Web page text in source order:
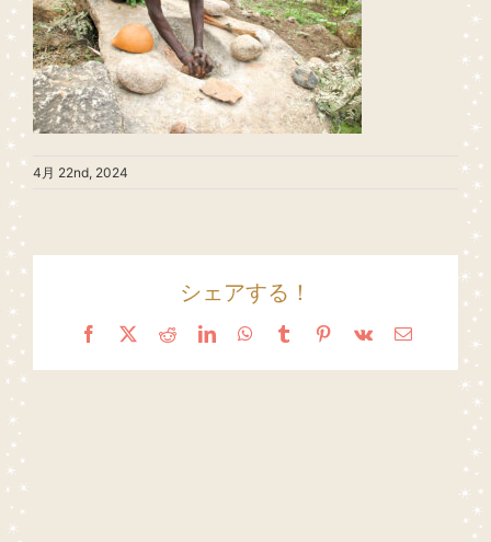
4月 22nd, 2024
シェアする！
Facebook
X RedditLinkedInWhatsApp
TumblrPinterest
Vk Email